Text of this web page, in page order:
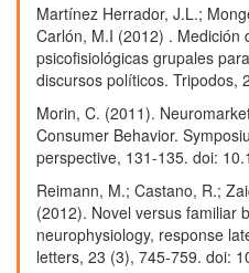
Martínez Herrador, J.L.;
Carlón, M.I (2012) . Medición
psicofisiológicas grupales
discursos políticos. Tripodos,
Morin, C. (2011).
Consumer Behavior.
perspective, 131-135. doi:
Reimann, M.; Castano, R.;
(2012). Novel versus familiar
neurophysiology, response
letters, 23 (3), 745-759. doi: